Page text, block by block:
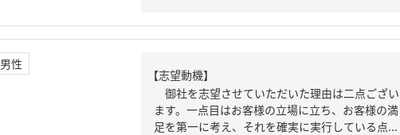
男性
【志望動機】
御社を志望させていただいた理由は二点ござい
ます。一点目はお客様の立場に立ち、お客様の満
足を第一に考え、それを確実に実行している点...